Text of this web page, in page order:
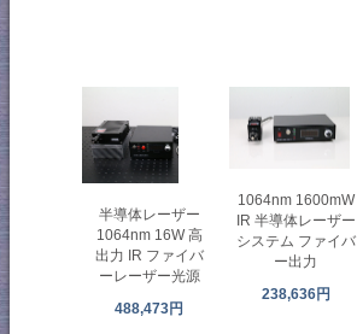
半導体レーザー
1064nm 16W 高
出力 IR ファイバ
ーレーザー光源
488,473円
1064nm 1600mW
IR 半導体レーザー
システム ファイバ
ー出力
238,636円